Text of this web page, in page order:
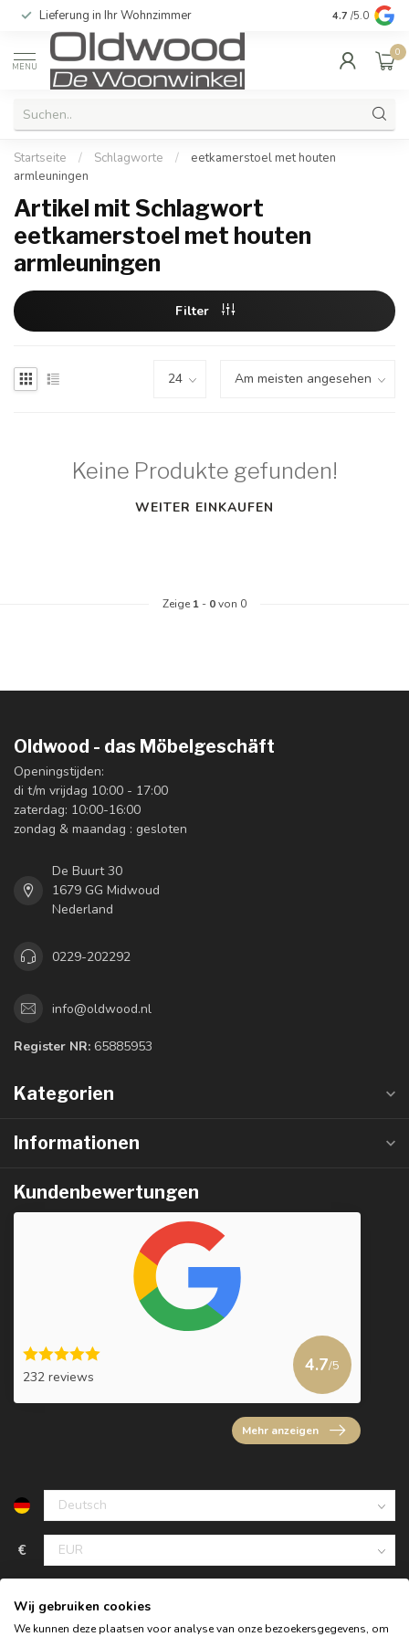
Lieferung in Ihr Wohnzimmer Qualität und
4.7 /5.0
MENU
0
Startseite / Schlagworte /
eetkamerstoel met houten
armleuningen
Artikel mit Schlagwort
eetkamerstoel met houten
armleuningen
Filter
Keine Produkte gefunden!
WEITER EINKAUFEN
Zeige 1 - 0von 0
Oldwood - das Möbelgeschäft
Openingstijden:
di t/m vrijdag 10:00 - 17:00
zaterdag: 10:00-16:00
zondag & maandag : gesloten
De Buurt 30
1679 GG Midwoud
Nederland
0229-202292
info@oldwood.nl
Register NR: 65885953
Kategorien
Informationen
Kundenbewertungen
232 reviews
4.7/5
Mehr anzeigen
€
Wij gebruiken cookies
We kunnen deze plaatsen voor analyse van onze bezoekersgegevens, om